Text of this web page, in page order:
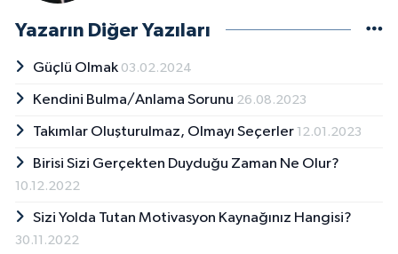
Yazarın Diğer Yazıları
Güçlü Olmak 03.02.2024
Kendini Bulma/Anlama Sorunu 26.08.2023
Takımlar Oluşturulmaz, Olmayı Seçerler 12.01.2023
Birisi Sizi Gerçekten Duyduğu Zaman Ne Olur?
10.12.2022
Sizi Yolda Tutan Motivasyon Kaynağınız Hangisi?
30.11.2022